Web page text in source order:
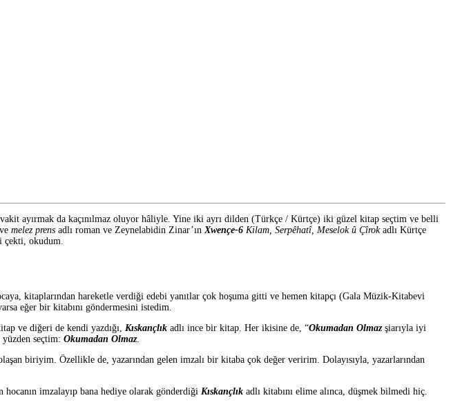
ayırmak da kaçınılmaz oluyor hâliyle. Yine iki ayrı dilden (Türkçe / Kürtçe) iki güzel kitap seçtim ve belli
melez prensadlı roman ve Zeynelabidin Zinar’ın Xwençe-6 Kilam, Serpêhatî, Meselok û Çîrok adlı Kürtçe
çekti, okudum.
kitaplarından hareketle verdiği edebi yanıtlar çok hoşuma gitti ve hemen kitapçı (Gala Müzik-Kitabevi
eğer bir kitabını göndermesini istedim.
ve diğeri de kendi yazdığı, Kıskançlık adlı ince bir kitap. Her ikisine de, “Okumadan Olmazşiarıyla iyi
yüzden seçtim: Okumadan Olmaz.
biriyim. Özellikle de, yazarından gelen imzalı bir kitaba çok değer veririm. Dolayısıyla, yazarlarından
imzalayıp bana hediye olarak gönderdiği Kıskançlık adlı kitabını elime alınca, düşmek bilmedi hiç.